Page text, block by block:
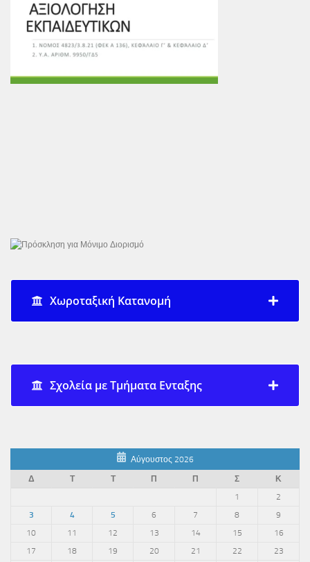
Χωροταξική Κατανομή
Σχολεία με Τμήματα Ενταξης
Αύγουστος 2026
Δ
Τ Τ Π Π Σ
Κ
1
2
3
4 5 6 7 8
9
10
11 12 13 14 15
16
17
18 19 20 21 22 23